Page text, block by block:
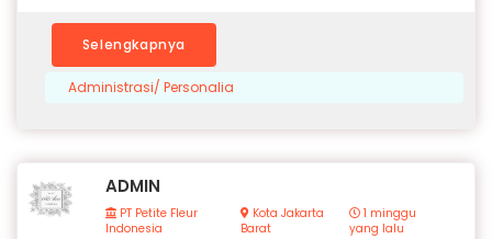
Selengkapnya
Administrasi/ Personalia
ADMIN
PT Petite Fleur
Indonesia
Kota Jakarta
Barat
1 minggu
yang lalu